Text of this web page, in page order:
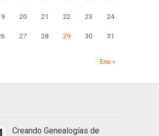
20 21 22 23 24
27 28 29 30 31
Ene »
Creando Genealogías de